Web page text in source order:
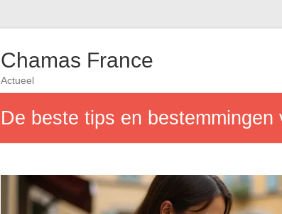
Chamas France
Actueel
De beste tips en